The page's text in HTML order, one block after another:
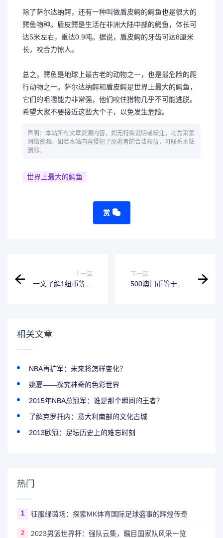
除了萨尔达纳鳄，还有一种叫做盾皮鳄的鳄鱼也是很大的
鳄鱼物种。盾皮鳄是生活在非洲大陆中部的鳄鱼，体长可
达5米左右，重达0.9吨。据说，盾皮鳄的牙齿可达8厘米
长，咬合力惊人。
总之，鳄鱼是地球上最古老的动物之一，也是最危险的爬
行动物之一。萨尔达纳鳄和盾皮鳄是世界上最大的鳄鱼，
它们的咀嚼能力非常强，他们咬住猎物几乎不可能逃脱。
希望大家不要接近这些大个子，以免发生危险。
声明：本站所有文章资源内容，如无特殊说明或标注，均为采集
网络资源。如若本站内容侵犯了原著者的合法权益，可联系本站
删除。
世界上最大的鳄鱼
赏
上一篇
一文了解1纽币等于
下一篇
500澳门币等于多
相关文章
NBA再扩军：未来将怎样变化？
姚夏——探究神奇的色彩世界
2015年NBA总冠军：谁是那个瞬间的王者？
了解克罗托内：意大利南部的文化古城
2013欧冠：足坛历史上的难忘时刻
热门
1 征服绿茵场：探索MK体育国际足球盛事的辉煌传奇
2 2023男篮世界杯：强队云集，瞩目国家队风采一览